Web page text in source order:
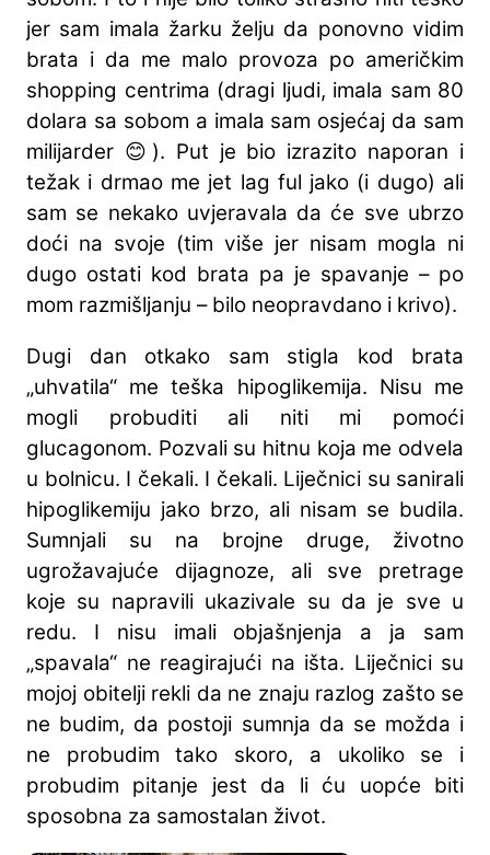
jer sam imala žarku želju da ponovno vidim
brata i da me malo provoza po američkim
shopping centrima (dragi ljudi, imala sam 80
dolara sa sobom a imala sam osjećaj da sam
milijarder 😊). Put je bio izrazito naporan i
težak i drmao me jet lag ful jako (i dugo) ali
sam se nekako uvjeravala da će sve ubrzo
doći na svoje (tim više jer nisam mogla ni
dugo ostati kod brata pa je spavanje – po
mom razmišljanju – bilo neopravdano i krivo).
Dugi dan otkako sam stigla kod brata
„uhvatila“ me teška hipoglikemija. Nisu me
mogli probuditi ali niti mi pomoći
glucagonom. Pozvali su hitnu koja me odvela
u bolnicu. I čekali. I čekali. Liječnici su sanirali
hipoglikemiju jako brzo, ali nisam se budila.
Sumnjali su na brojne druge, životno
ugrožavajuće dijagnoze, ali sve pretrage
koje su napravili ukazivale su da je sve u
redu. I nisu imali objašnjenja a ja sam
„spavala“ ne reagirajući na išta. Liječnici su
mojoj obitelji rekli da ne znaju razlog zašto se
ne budim, da postoji sumnja da se možda i
ne probudim tako skoro, a ukoliko se i
probudim pitanje jest da li ću uopće biti
sposobna za samostalan život.